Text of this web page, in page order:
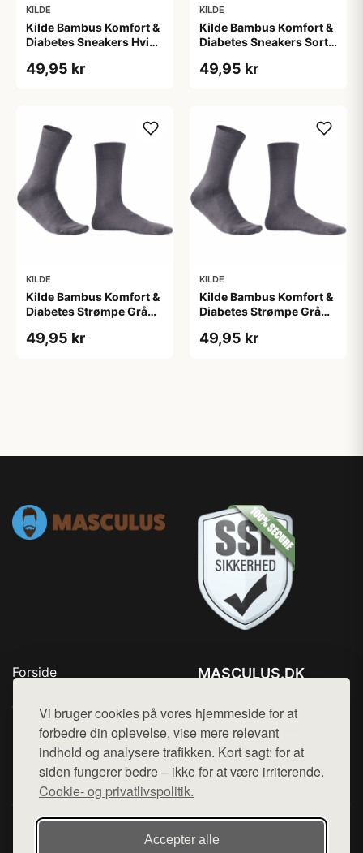
Vi bruger cookies på vores hjemmeside for at
forbedre din oplevelse, vise mere relevant
indhold og analysere trafikken. Kort sagt: for at
siden fungerer bedre – ikke for at være irriterende.
Cookie- og privatlivspolitik.
Accepter alle
KILDE
Kilde Bambus Komfort &
Diabetes Sneakers Hvid
49,95 kr
KILDE
Kilde Bambus Komfort &
Diabetes Sneakers Sort
49,95 kr
KILDE
Kilde Bambus Komfort &
Diabetes Strømpe Grå
49,95 kr
KILDE
Kilde Bambus Komfort &
Diabetes Strømpe Grå
49,95 kr
Forside
Top Rabatter
Kontakt
MASCULUS.DK
Mail: hej@want.dk
Cookie- og privatlivspolitik
Denne side er en del af want.dk, der udgiver en række